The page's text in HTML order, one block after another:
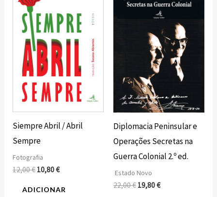
Siempre Abril / Abril
Sempre
Fotografia
12,00€
original
era:
12,00 €.
10,80€
é:
10,80 €.
ADICIONAR
Diplomacia Peninsular e
Operações Secretas na
Guerra Colonial 2.º ed.
Estado Novo
22,00€
original
19,80€
atual
é:
19,80 €.